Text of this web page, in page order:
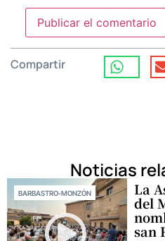
Compartir
Noticias
BARBASTRO-MONZÓN La
del
san